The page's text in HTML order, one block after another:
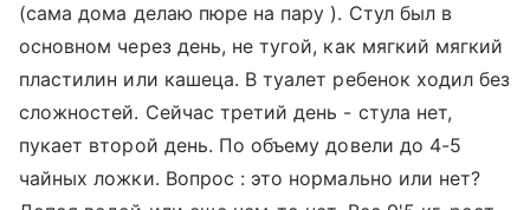
(сама дома делаю пюре на пару ). Стул был в
основном через день, не тугой, как мягкий мягкий
пластилин или кашеца. В туалет ребенок ходил без
сложностей. Сейчас третий день - стула нет,
пукает второй день. По объему довели до 4-5
чайных ложки. Вопрос : это нормально или нет?